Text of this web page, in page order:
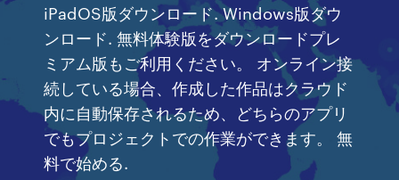
iPadOS版ダウンロード. Windows版ダウ
ンロード. 無料体験版をダウンロードプレ
ミアム版もご利用ください。 オンライン接
続している場合、作成した作品はクラウド
内に自動保存されるため、どちらのアプリ
でもプロジェクトでの作業ができます。 無
料で始める.